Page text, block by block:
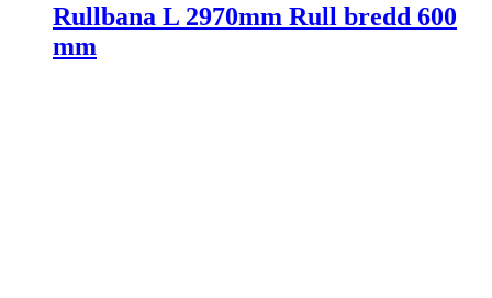
Rullbana L 2970mm Rull bredd 600
mm